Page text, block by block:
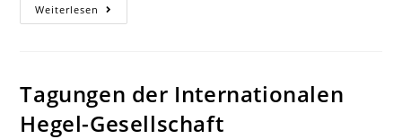
Weiterlesen Inhalte
Von
Gesellschaft
Tagungen der Internationalen
Hegel-Gesellschaft